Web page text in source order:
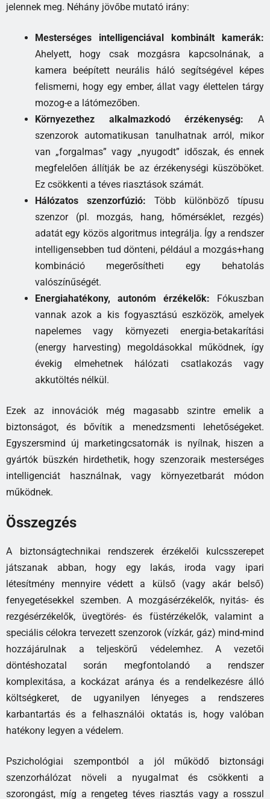
jelennek meg. Néhány jövőbe mutató irány:
Mesterséges intelligenciával kombinált kamerák:
Ahelyett, hogy csak mozgásra kapcsolnának, a
kamera beépített neurális háló segítségével képes
felismerni, hogy egy ember, állat vagy élettelen tárgy
mozog-e a látómezőben.
Környezethez alkalmazkodó érzékenység: A
szenzorok automatikusan tanulhatnak arról, mikor
van „forgalmas” vagy „nyugodt” időszak, és ennek
megfelelően állítják be az érzékenységi küszöböket.
Ez csökkenti a téves riasztások számát.
Hálózatos szenzorfúzió: Több különböző típusu
szenzor (pl. mozgás, hang, hőmérséklet, rezgés)
adatát egy közös algoritmus integrálja. Így a rendszer
intelligensebben tud dönteni, például a mozgás+hang
kombináció megerősítheti egy behatolás
valószínűségét.
Energiahatékony, autonóm érzékelők: Fókuszban
vannak azok a kis fogyasztású eszközök, amelyek
napelemes vagy környezeti energia-betakarítási
(energy harvesting) megoldásokkal működnek, így
évekig elmehetnek hálózati csatlakozás vagy
akkutöltés nélkül.
Ezek az innovációk még magasabb szintre emelik a
biztonságot, és bővítik a menedzsmenti lehetőségeket.
Egyszersmind új marketingcsatornák is nyílnak, hiszen a
gyártók büszkén hirdethetik, hogy szenzoraik mesterséges
intelligenciát használnak, vagy környezetbarát módon
működnek.
Összegzés
A biztonságtechnikai rendszerek érzékelői kulcsszerepet
játszanak abban, hogy egy lakás, iroda vagy ipari
létesítmény mennyire védett a külső (vagy akár belső)
fenyegetésekkel szemben. A mozgásérzékelők, nyitás- és
rezgésérzékelők, üvegtörés- és füstérzékelők, valamint a
speciális célokra tervezett szenzorok (vízkár, gáz) mind-mind
hozzájárulnak a teljeskörű védelemhez. A vezetői
döntéshozatal során megfontolandó a rendszer
komplexitása, a kockázat aránya és a rendelkezésre álló
költségkeret, de ugyanilyen lényeges a rendszeres
karbantartás és a felhasználói oktatás is, hogy valóban
hatékony legyen a védelem.
Pszichológiai szempontból a jól működő biztonsági
szenzorhálózat növeli a nyugalmat és csökkenti a
szorongást, míg a rengeteg téves riasztás vagy a rosszul